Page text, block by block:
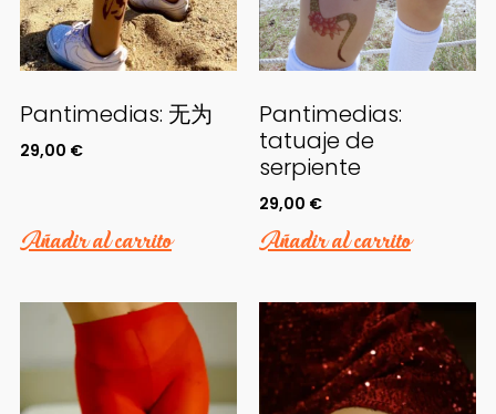
Pantimedias: 无为
29,00 €
Añadir al carrito
Pantimedias:
tatuaje de
serpiente
29,00 €
Añadir al carrito